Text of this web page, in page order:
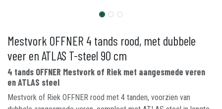
Mestvork OFFNER 4 tands rood, met dubbele
veer en ATLAS T-steel 90 cm
4 tands OFFNER Mestvork of Riek met aangesmede veren
en ATLAS steel
Mestvork of Riek OFFNER rood met 4 tanden, voorzien van